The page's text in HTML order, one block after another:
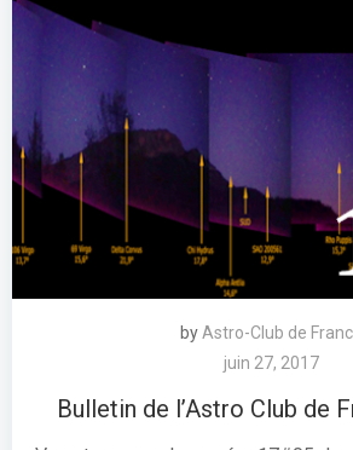
by Astro-Club de
juin 27, 2017
Bulletin de l’Astro Club de